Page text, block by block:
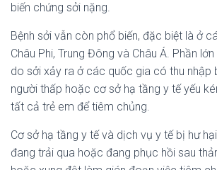
biến chứng sởi nặng.
Bệnh sởi vẫn còn phổ biến, đặc biệt là ở
Châu Phi, Trung Đông và Châu Á. Phần
do sởi xảy ra ở các quốc gia có thu nhập
người thấp hoặc cơ sở hạ tầng y tế yếu
tất cả trẻ em để tiêm chủng.
Cơ sở hạ tầng y tế và dịch vụ y tế bị hư
đang trải qua hoặc đang phục hồi sau